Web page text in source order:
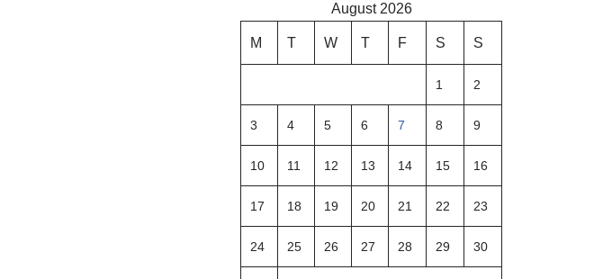
August 2026
M T W T F S S
1 2
3 4 5 6 7 8 9
10 11 12 13 14 15 16
17 18 19 20 21 22 23
24 25 26 27 28 29 30